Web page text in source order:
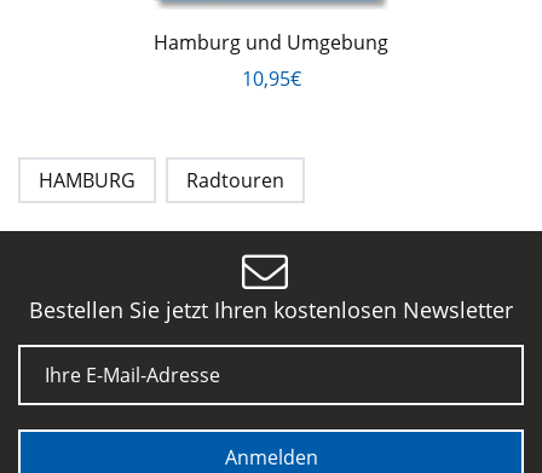
Hamburg und Umgebung
10,95€
HAMBURG Radtouren
Bestellen Sie jetzt Ihren kostenlosen Newsletter
E-Mail
Anmelden